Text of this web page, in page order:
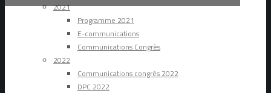
2021
Programme 2021
E-communications
Communications Congrès
2022
Communications congrès 2022
DPC 2022